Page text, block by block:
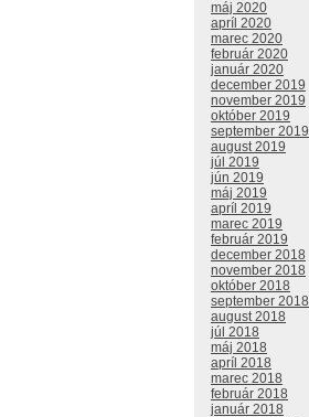
máj 2020
apríl 2020
marec 2020
február 2020
január 2020
december 2019
november 2019
október 2019
september 2019
august 2019
júl 2019
jún 2019
máj 2019
apríl 2019
marec 2019
február 2019
december 2018
november 2018
október 2018
september 2018
august 2018
júl 2018
máj 2018
apríl 2018
marec 2018
február 2018
január 2018